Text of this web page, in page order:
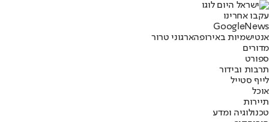
עקבו אחרינו
Googl eNews
אנטישמיות באירופהארגוני טרור
מדורים
ספורט
תרבות ובידור
לייף סטייל
אוכל
תיירות
טכנולוגיה ומדע